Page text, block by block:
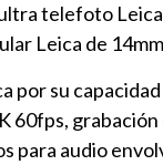
telefoto
Leica de
por su
60fps,
para audio